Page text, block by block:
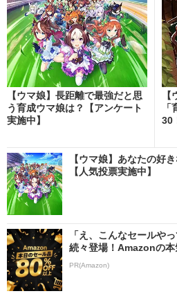
【ウマ娘】長距離で最強だと思
う育成ウマ娘は？【アンケート
実施中】
30
【ウマ娘】あなたの好
【人気投票実施中】
「え、こんなセールや
続々登場！Amazonの本
PR(Amazon)